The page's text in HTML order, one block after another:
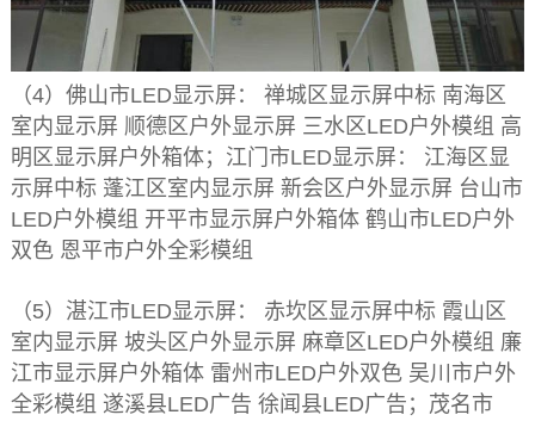
（4）佛山市LED显示屏： 禅城区显示屏中标 南海区
室内显示屏 顺德区户外显示屏 三水区LED户外模组 高
明区显示屏户外箱体；江门市LED显示屏： 江海区显
示屏中标 蓬江区室内显示屏 新会区户外显示屏 台山市
LED户外模组 开平市显示屏户外箱体 鹤山市LED户外
双色 恩平市户外全彩模组
（5）湛江市LED显示屏： 赤坎区显示屏中标 霞山区
室内显示屏 坡头区户外显示屏 麻章区LED户外模组 廉
江市显示屏户外箱体 雷州市LED户外双色 吴川市户外
全彩模组 遂溪县LED广告 徐闻县LED广告；茂名市